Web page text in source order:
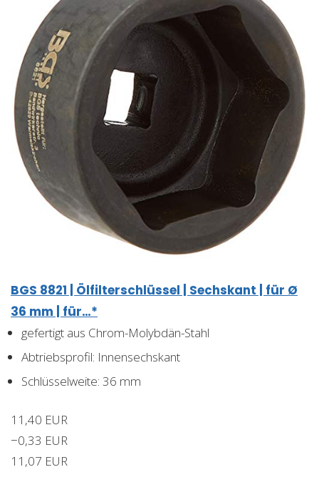
BGS 8821 | Ölfilterschlüssel | Sechskant | für Ø
36 mm | für…*
gefertigt aus Chrom-Molybdän-Stahl
Abtriebsprofil: Innensechskant
Schlüsselweite: 36 mm
11,40 EUR
−0,33 EUR
11,07 EUR